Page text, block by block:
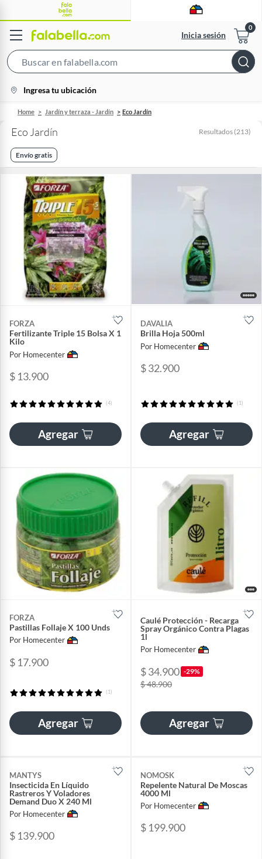
Inicia sesión
Bar
location-
icon
Ingresa tu ubicación
Home Jardín y terraza - Jardín Eco Jardín
Eco Jardín Resultados (213)
Envío gratis
FORZA
Fertilizante Triple 15 Bolsa X 1
Kilo
Por Homecenter
$ 13.900
(4)
Agregar
DAVALIA
Brilla Hoja 500ml
Por Homecenter
$ 32.900
(1)
Agregar
FORZA
Pastillas Follaje X 100 Unds
Por Homecenter
$ 17.900
(1)
Agregar
Caulé Protección - Recarga
Spray Orgánico Contra Plagas
1l
Por Homecenter
$ 34.900 -29%
$ 48.900
Agregar
MANTYS
Insecticida En Líquido
Rastreros Y Voladores
Demand Duo X 240 Ml
Por Homecenter
$ 139.900
NOMOSK
Repelente Natural De Moscas
4000 Ml
Por Homecenter
$ 199.900